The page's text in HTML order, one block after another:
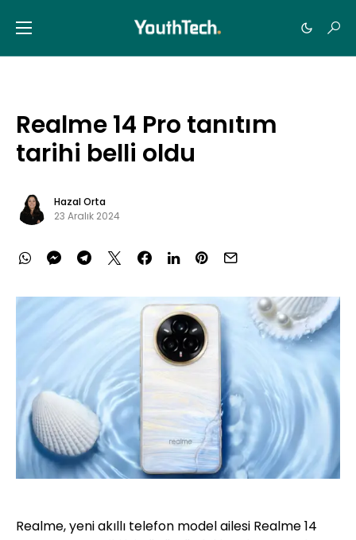
Realme 14 Pro tanıtım
tarihi belli oldu
Hazal Orta
23 Aralık 2024
Realme, yeni akıllı telefon model ailesi Realme 14